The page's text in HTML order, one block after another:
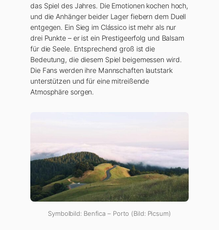
das Spiel des Jahres. Die Emotionen kochen hoch,
und die Anhänger beider Lager fiebern dem Duell
entgegen. Ein Sieg im Clássico ist mehr als nur
drei Punkte – er ist ein Prestigeerfolg und Balsam
für die Seele. Entsprechend groß ist die
Bedeutung, die diesem Spiel beigemessen wird.
Die Fans werden ihre Mannschaften lautstark
unterstützen und für eine mitreißende
Atmosphäre sorgen.
Symbolbild: Benfica – Porto (Bild: Picsum)